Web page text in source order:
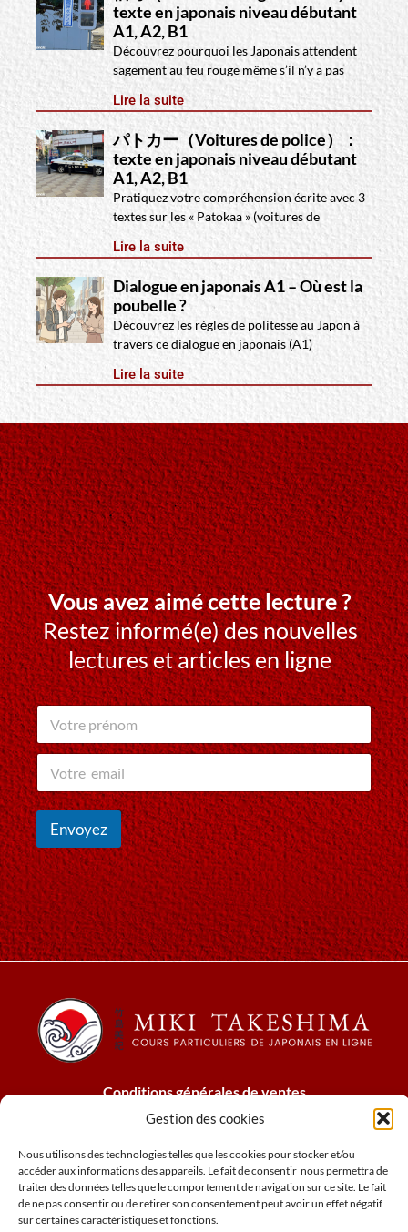
Gestion des cookies
Nous utilisons des technologies telles que les cookies pour stocker et/ou
accéder aux informations des appareils. Le fait de consentir nous permettra de
traiter des données telles que le comportement de navigation sur ce site. Le fait
de ne pas consentir ou de retirer son consentement peut avoir un effet négatif
sur certaines caractéristiques et fonctions.
texte en japonais niveau débutant
A1, A2, B1
Découvrez pourquoi les Japonais attendent
sagement au feu rouge même s’il n’y a pas
Lire la suite
パトカー（Voitures de police）：
texte en japonais niveau débutant
A1, A2, B1
Pratiquez votre compréhension écrite avec 3
textes sur les « Patokaa » (voitures de
Lire la suite
Dialogue en japonais A1 – Où est la
poubelle ?
Découvrez les règles de politesse au Japon à
travers ce dialogue en japonais (A1)
Lire la suite
Vous avez aimé cette lecture ?
Restez informé(e) des nouvelles
lectures et articles en ligne
V
o
t
r
e
p
r
é
n
o
m
v
o
t
r
e
e
-
m
a
i
l
*
Envoyez
Conditions générales de ventes
Mentions légales
Politique relative à confidentialité
N° de siret : 78973803600027